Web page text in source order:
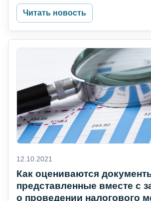
Читать новость
12.10.2021
Как оцениваются
представленные вместе с
о проведении налогового